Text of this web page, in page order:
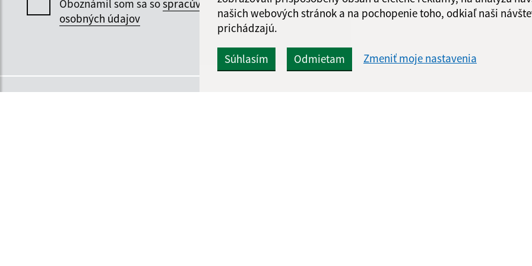
našich webových stránok a na pochopenie toho, odkiaľ naši
prichádzajú.
Súhlasím Odmietam Zmeniť moje nastavenia
Oboznámil som sa sospracúvaním
osobných údajov
Odoslať správu